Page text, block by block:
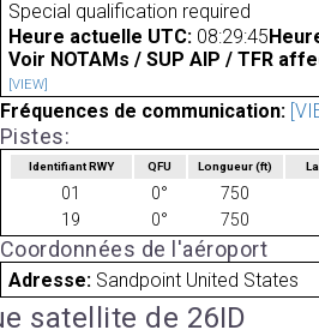
Special qualification required
Heure actuelle UTC: 08:29:45
Voir NOTAMs / SUP AIP / TFR
[VIEW]
Fréquences de communication:
Pistes:
Identifiant RWY QFU Longueur(ft)
01 0° 750
19
0° 750
Coordonnées de l'aéroport
Adresse: Sandpoint United States
satellite de 26ID